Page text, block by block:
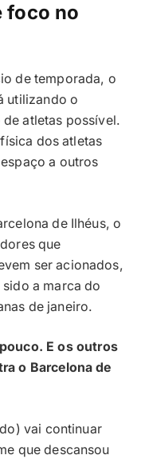
foco no
de temporada, o
utilizando o
atletas possível.
dos atletas
a outros
de Ilhéus, o
que
ser acionados,
a marca do
de janeiro.
E os outros
o Barcelona de
vai continuar
que descansou